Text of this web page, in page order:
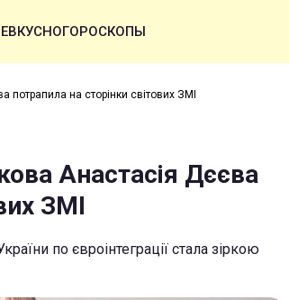
ВКУСНОГОРОСКОПЫ
на сторінки світових ЗМІ
Анастасія Дєєва
ЗМІ
по євроінтеграції стала зіркою